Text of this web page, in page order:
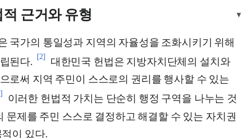
근거와 유형 ▾
국가의 통일성과 지역의 자율성을 조화시키기 위해
된다.
[2]
대한민국 헌법은 지방자치단체의 설치와
로써 지역 주민이 스스로의 권리를 행사할 수 있는
이러한 헌법적 가치는 단순히 행정 구역을 나누는 것
문제를 주민 스스로 결정하고 해결할 수 있는 자치권
이 있다.